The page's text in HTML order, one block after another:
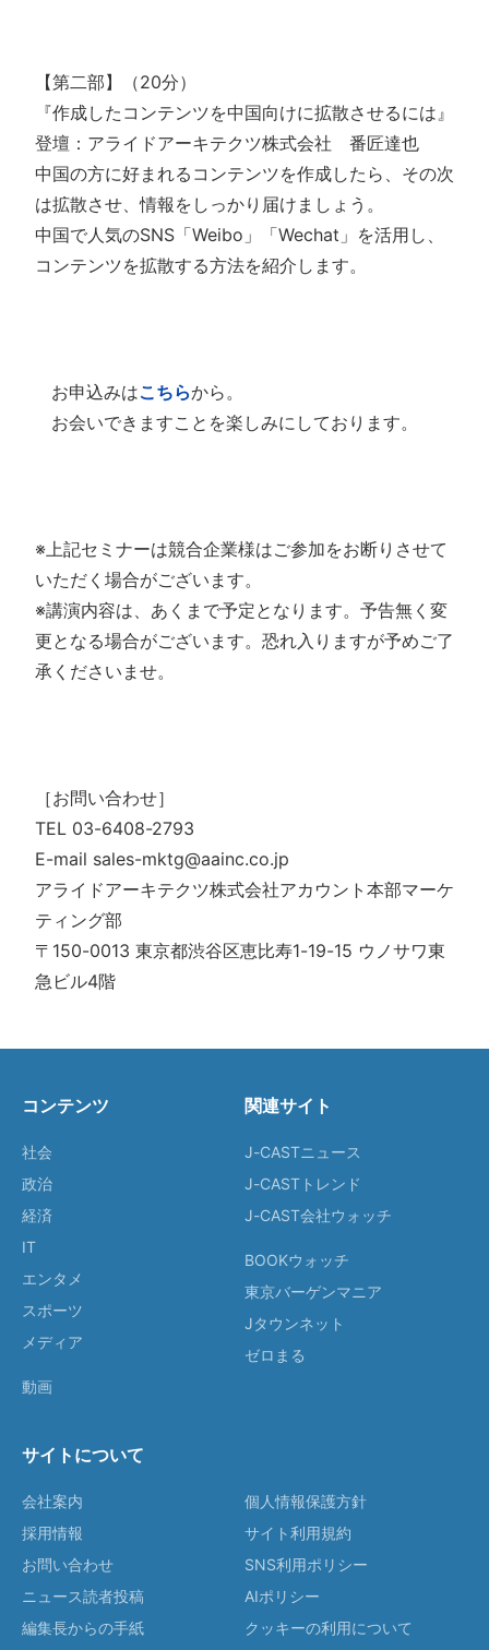
【第二部】（20分）
『作成したコンテンツを中国向けに拡散させるには』
登壇：アライドアーキテクツ株式会社 番匠達也
中国の方に好まれるコンテンツを作成したら、その次
は拡散させ、情報をしっかり届けましょう。
中国で人気のSNS「Weibo」「Wechat」を活用し、
コンテンツを拡散する方法を紹介します。
お申込みはこちらから。
お会いできますことを楽しみにしております。
※上記セミナーは競合企業様はご参加をお断りさせて
いただく場合がございます。
※講演内容は、あくまで予定となります。予告無く変
更となる場合がございます。恐れ入りますが予めご了
承くださいませ。
［お問い合わせ］
TEL 03-6408-2793
E-mail sales-mktg@aainc.co.jp
アライドアーキテクツ株式会社アカウント本部マーケ
ティング部
〒150-0013 東京都渋谷区恵比寿1-19-15 ウノサワ東
急ビル4階
コンテンツ
社会
政治
経済
IT
エンタメ
スポーツ
メディア
動画
関連サイト
J-CASTニュース
J-CASTトレンド
J-CAST会社ウォッチ
BOOKウォッチ
東京バーゲンマニア
Jタウンネット
ゼロまる
サイトについて
会社案内
採用情報
お問い合わせ
ニュース読者投稿
編集長からの手紙
個人情報保護方針
サイト利用規約
SNS利用ポリシー
AIポリシー
クッキーの利用について